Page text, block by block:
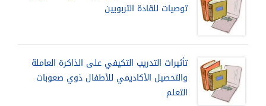
توصيات للقادة التربويين
تأثيرات التدريب التكيفي على الذاكرة العاملة
والتحصيل الأكاديمي للأطفال ذوي صعوبات
التعلم